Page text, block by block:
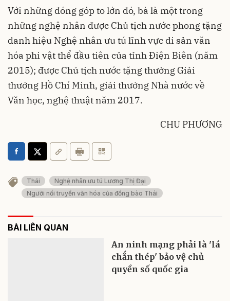
Với những đóng góp to lớn đó, bà là một trong
những nghệ nhân được Chủ tịch nước phong tặng
danh hiệu Nghệ nhân ưu tú lĩnh vực di sản văn
hóa phi vật thể đầu tiên của tỉnh Điện Biên (năm
2015); được Chủ tịch nước tặng thưởng Giải
thưởng Hồ Chí Minh, giải thưởng Nhà nước về
Văn học, nghệ thuật năm 2017.
CHU PHƯƠNG
Thái
Nghệ nhân ưu tú Lương Thị Đại
Người nối truyền văn hóa của đồng bào Thái
BÀI LIÊN QUAN
An ninh mạng phải là 'lá
chắn thép' bảo vệ chủ
quyền số quốc gia